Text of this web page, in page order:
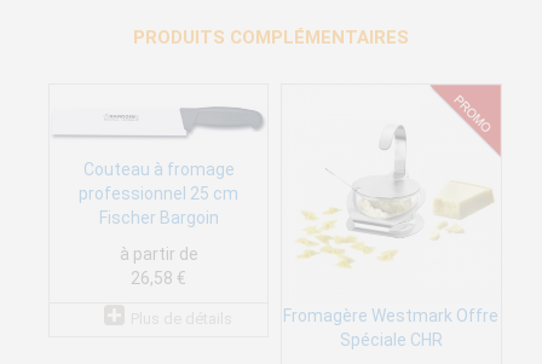
PRODUITS COMPLÉMENTAIRES
Couteau à fromage
professionnel 25 cm
Fischer Bargoin
à partir de
26,58 €
Fromagère Westmark Offre
Spéciale CHR